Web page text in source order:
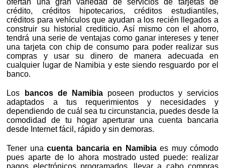
ofertan una gran variedad de servicios de tarjetas de
crédito, créditos hipotecarios, créditos estudiantiles,
créditos para vehículos que ayudan a los recién llegados a
construir su historial crediticio. Así mismo con el ahorro,
tendrá una serie de ventajas como ganar intereses y tener
una tarjeta con chip de consumo para poder realizar sus
compras y usar su dinero de manera adecuada en
cualquier lugar de Namibia y este siendo resguardo por el
banco.
Los bancos de Namibiaposeen productos y servicios
adaptados a tus requerimientos y necesidades y
dependiendo de cuál sea tu circunstancia, puedes desde la
comodidad de tu hogar aperturar una cuenta bancaria
desde Internet fácil, rápido y sin demoras.
Tener unacuenta bancaria en Namibiaes muy cómodo
pues aparte de lo ahora mostrado usted puede: realizar
pagos electrónicos programados, llevar a cabo compras